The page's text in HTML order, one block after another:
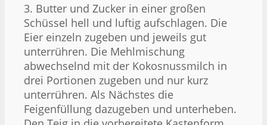
3. Butter und Zucker in einer großen
Schüssel hell und luftig aufschlagen. Die
Eier einzeln zugeben und jeweils gut
unterrühren. Die Mehlmischung
abwechselnd mit der Kokosnussmilch in
drei Portionen zugeben und nur kurz
unterrühren. Als Nächstes die
Feigenfüllung dazugeben und unterheben.